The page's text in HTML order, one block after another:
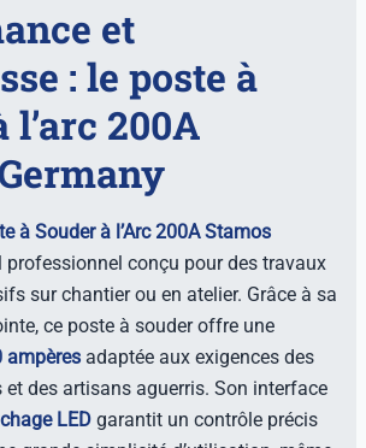
et
: le poste à
l’arc 200A
à Souder à l’Arc 200A Stamos
professionnel conçu pour des travaux
sur chantier ou en atelier. Grâce à sa
ce poste à souder offre une
ampères adaptée aux exigences des
et des artisans aguerris. Son interface
LED garantit un contrôle précis